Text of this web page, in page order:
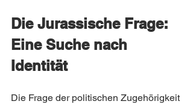
Die Jurassische Frage:
Eine Suche nach
Identität
Die Frage der politischen Zugehörigkeit